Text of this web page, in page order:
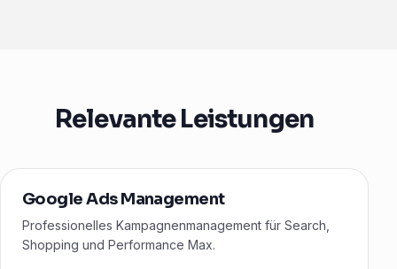
Relevante Leistungen
Google Ads Management
Professionelles Kampagnenmanagement für Search,
Shopping und Performance Max.